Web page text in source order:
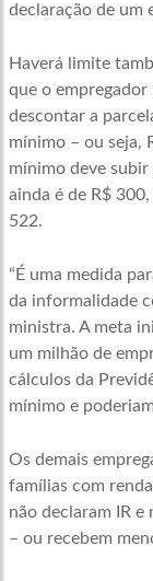
declaração de um
Haverá limite
que o empregador
descontar a
mínimo – ou seja,
mínimo deve subir
ainda é de R$
522.
“É uma medida
da informalidade
ministra. A meta
um milhão de
cálculos da
mínimo e
Os demais
famílias com
não declaram IR
– ou recebem